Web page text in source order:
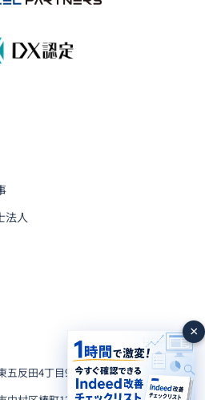
法人
五反田4丁目9-2 東五反田KBビル12F
×